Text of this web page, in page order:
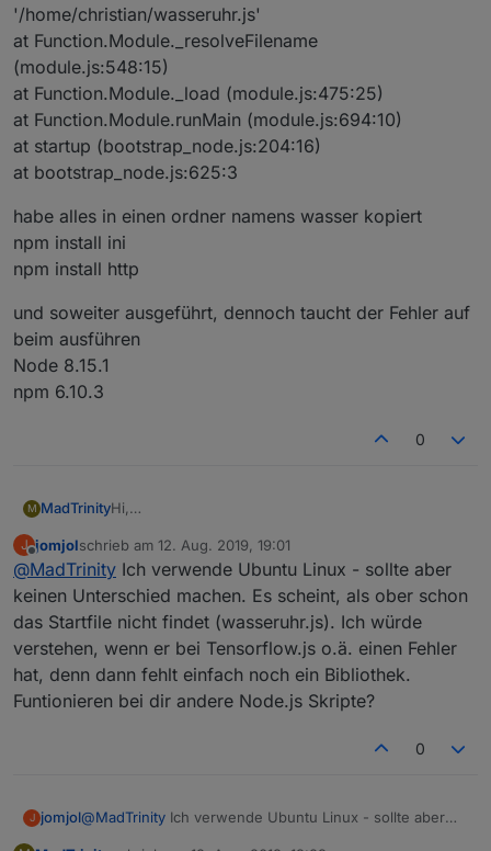
'/home/christian/wasseruhr.js'
at Function.Module._resolveFilename
(module.js:548:15)
at Function.Module._load (module.js:475:25)
at Function.Module.runMain (module.js:694:10)
at startup (bootstrap_node.js:204:16)
at bootstrap_node.js:625:3
habe alles in einen ordner namens wasser kopiert
npm install ini
npm install http
und soweiter ausgeführt, dennoch taucht der Fehler auf
beim ausführen
Node 8.15.1
npm 6.10.3
0
M MadTrinityHi,
einen spendieren können.
Also die Interne LED vom ESP32 kann man durch
GPIO 4 ansteuern, aber ob die jetzt nicht zu hell ist
keine ahnung.
Noch mal auf den Fehler bei mir von Wasseruhr.js
christian@debianiobroker:~$ node wasseruhr.js
module.js:550
throw err;
Error: Cannot find module
'/home/christian/wasseruhr.js'
at Function.Module._resolveFilename
(module.js:548:15)
at Function.Module._load (module.js:475:25)
at Function.Module.runMain (module.js:694:10)
at startup (bootstrap_node.js:204:16)
at bootstrap_node.js:625:3
habe alles in einen ordner namens wasser kopiert
npm install ini
npm install http
und soweiter ausgeführt, dennoch taucht der
Fehler auf beim ausführen
Node 8.15.1
npm 6.10.3
J
Offline
jomjolschrieb am 12. Aug. 2019, 19:01
zuletzt editiert von
@MadTrinity Ich verwende Ubuntu Linux - sollte aber
keinen Unterschied machen. Es scheint, als ober schon
das Startfile nicht findet (wasseruhr.js). Ich würde
verstehen, wenn er bei Tensorflow.js o.ä. einen Fehler
hat, denn dann fehlt einfach noch ein Bibliothek.
Funtionieren bei dir andere Node.js Skripte?
0
J jomjol@MadTrinity Ich verwende Ubuntu Linux - sollte aber